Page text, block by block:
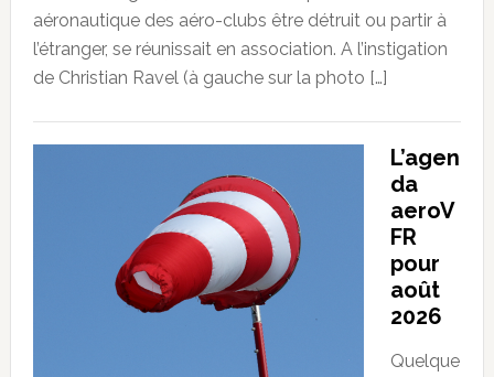
aéronautique des aéro-clubs être détruit ou partir à
l’étranger, se réunissait en association. A l’instigation
de Christian Ravel (à gauche sur la photo […]
L’agen
da
aeroV
FR
pour
août
2026
Quelque